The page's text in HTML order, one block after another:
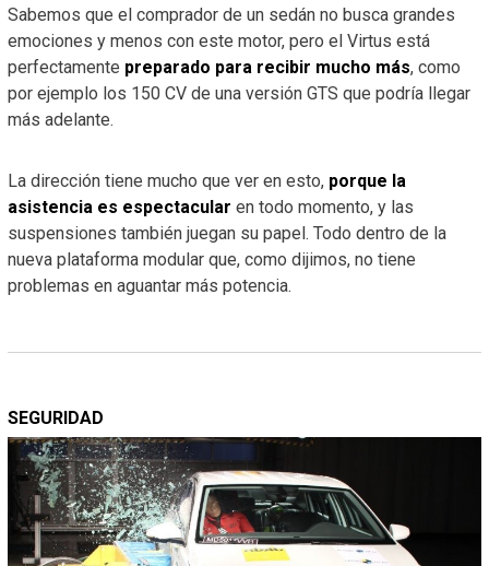
Sabemos que el comprador de un sedán no busca grandes
emociones y menos con este motor, pero el Virtus está
perfectamente preparado para recibir mucho más, como
por ejemplo los 150 CV de una versión GTS que podría llegar
más adelante.
La dirección tiene mucho que ver en esto, porque la
asistencia es espectacular en todo momento, y las
suspensiones también juegan su papel. Todo dentro de la
nueva plataforma modular que, como dijimos, no tiene
problemas en aguantar más potencia.
SEGURIDAD